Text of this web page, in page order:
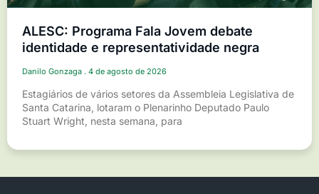
ALESC: Programa Fala Jovem debate
identidade e representatividade negra
Danilo Gonzaga 4 de agosto de 2026
Estagiários de vários setores da Assembleia Legislativa de
Santa Catarina, lotaram o Plenarinho Deputado Paulo
Stuart Wright, nesta semana, para